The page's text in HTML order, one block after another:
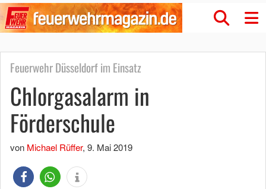
Feuerwehr Düsseldorf im Einsatz
Chlorgasalarm in
Förderschule
von Michael Rüffer, 9. Mai 2019